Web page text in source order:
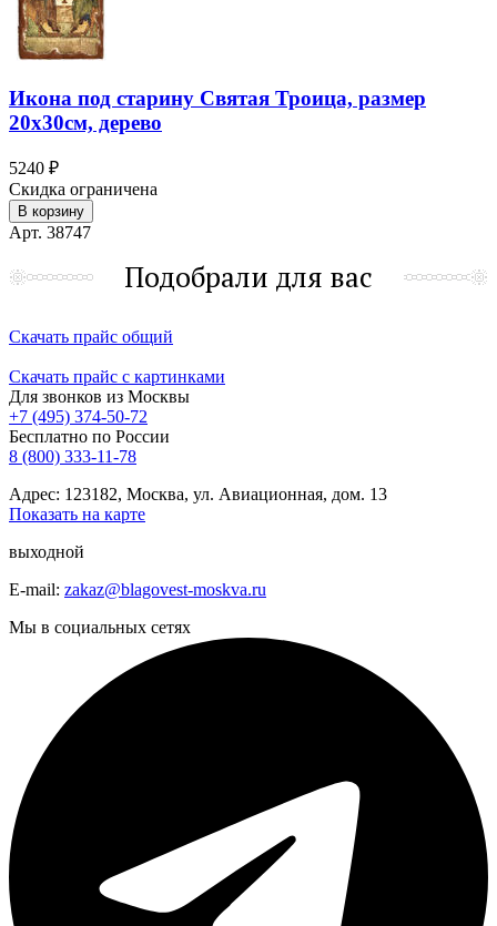
Икона под старину Святая Троица, размер
20х30см, дерево
5240 ₽
Скидка ограничена
В корзину
Арт. 38747
Подобрали для вас
Скачать прайс общий
Скачать прайс с картинками
Для звонков из Москвы
+7 (495) 374-50-72
Бесплатно по России
8 (800) 333-11-78
Адрес: 123182, Москва, ул. Авиационная, дом. 13
Показать на карте
выходной
E-mail: zakaz@blagovest-moskva.ru
Мы в социальных сетях